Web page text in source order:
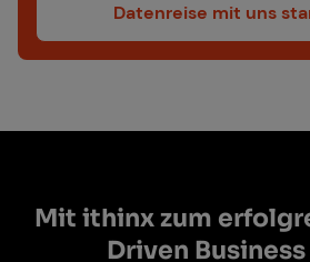
Datenreise mit uns
Mit ithinx zum
Dri­ven